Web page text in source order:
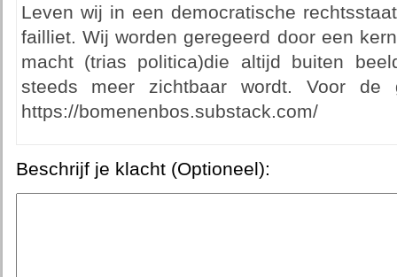
Leven wij in een democratische
failliet. Wij worden geregeerd door een
macht (trias politica)die altijd buiten
steeds meer zichtbaar wordt. Voor de
https://bomenenbos.substack.com/
Beschrijf je klacht (Optioneel):